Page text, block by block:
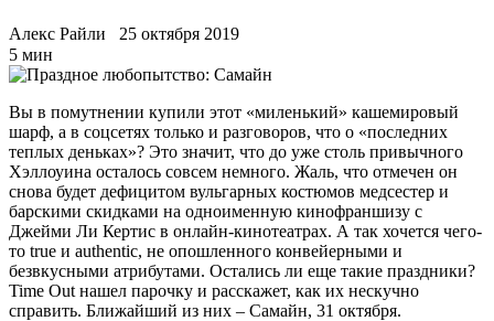
Алекс Райли
25 октября 2019
5 мин
Вы в помутнении купили этот «миленький» кашемировый
шарф, а в соцсетях только и разговоров, что о «последних
теплых деньках»? Это значит, что до уже столь привычного
Хэллоуина осталось совсем немного. Жаль, что отмечен он
снова будет дефицитом вульгарных костюмов медсестер и
барскими скидками на одноименную кинофраншизу с
Джейми Ли Кертис в онлайн-кинотеатрах. А так хочется чего-
то true и authentic, не опошленного конвейерными и
безвкусными атрибутами. Остались ли еще такие праздники?
Time Out нашел парочку и расскажет, как их нескучно
справить. Ближайший из них – Самайн, 31 октября.